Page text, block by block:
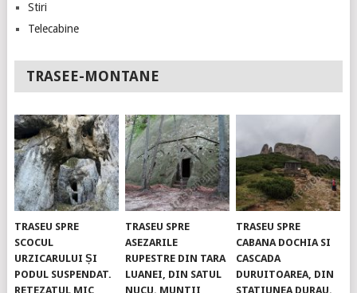
Stiri
Telecabine
TRASEE-MONTANE
TRASEU SPRE
SCOCUL
URZICARULUI ȘI
PODUL SUSPENDAT.
RETEZATUL MIC
TRASEU SPRE
ASEZARILE
RUPESTRE DIN TARA
LUANEI, DIN SATUL
NUCU. MUNTII
TRASEU SPRE
CABANA DOCHIA SI
CASCADA
DURUITOAREA, DIN
STATIUNEA DURAU.